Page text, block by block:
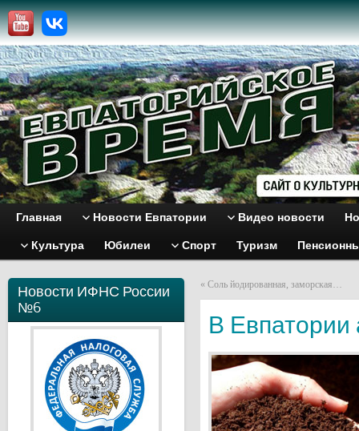
Главная Новости Евпатории Видео новости
Культура Юбилеи Спорт Туризм
Новости ИФНС России
№6
« Соль йодированная, заморская…
В Евпатории